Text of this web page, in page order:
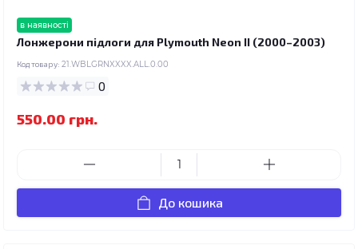
в наявності
Лонжерони підлоги для Plymouth Neon II (2000–2003)
Код товару: 21.WBLGRNXXXX.ALL.0.00
0
550.00 грн.
До кошика